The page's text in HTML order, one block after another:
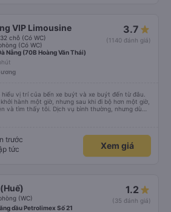
VIP Limousine
chỗ (Có WC)
(Có WC)
3.7
(1140 đánh giá)
Nẵng (70B Hoàng Văn Thái)
vị trí của bến xe buýt và xe buýt đến từ đâu.
hành một giờ, nhưng sau khi đi bộ hơn một giờ,
và tìm thấy tôi. Dịch vụ bình thường, nhưng dù
khách sạn vì tôi rất thoải mái. Sẽ tuyệt hơn nếu
trước
tức
Xem giá
(WC)
1.2
(35 đánh giá)
dầu Petrolimex Số 21